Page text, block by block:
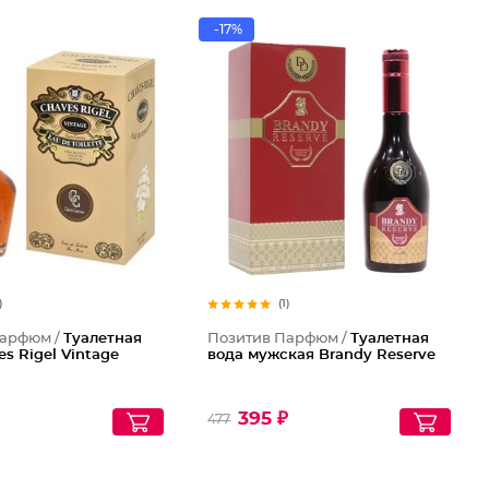
/Туалетная
Rigel Vintage
-17%
(1)
Позитив Парфюм /Туалетная
вода мужская Brandy Reserve
477 395 ₽